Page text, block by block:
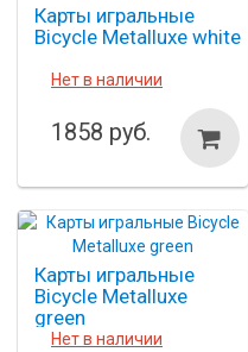
Карты игральные
Bicycle Metalluxe white
Нет в наличии
1858 руб.
Карты игральные
Bicycle Metalluxe
green
Нет в наличии